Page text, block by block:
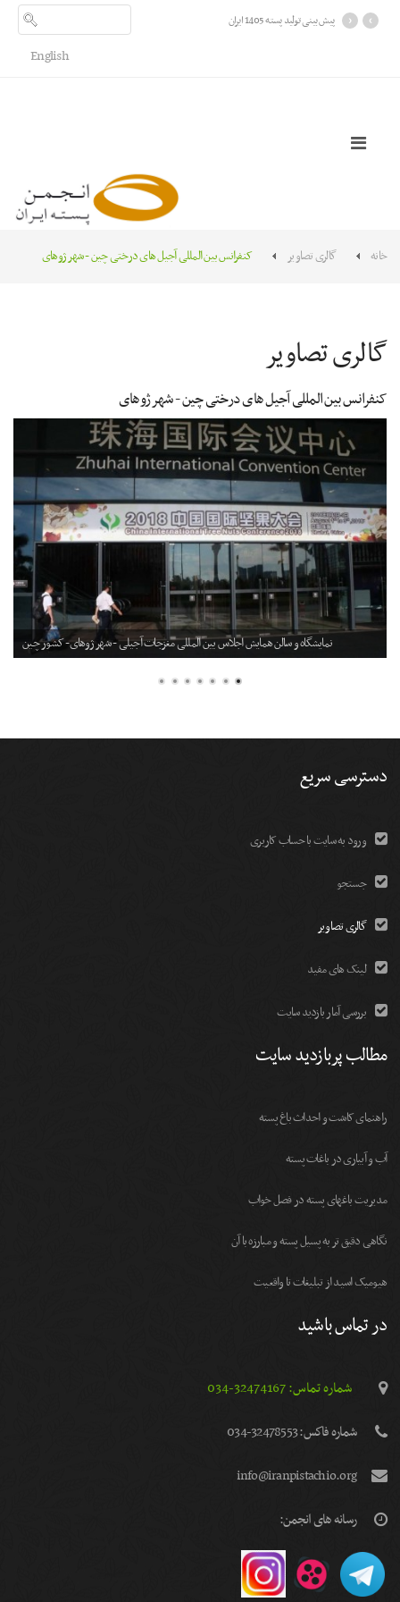
پیش بینی تولید پسته 1405 ایران ›
‹
English
خانه گالری تصاویر کنفرانس بین المللی آجیل های درختی چین - شهر ژوهای
گالری تصاویر
کنفرانس بین المللی آجیل های درختی چین - شهر ژوهای
نمایشگاه و سالن همایش اجلاس بین المللی مغزجات آجیلی - شهر ژوهای- کشور چین
دسترسی سریع
ورود به سایت با حساب کاربری
جستجو
گالری تصاویر
لینک های مفید
بررسی آمار بازدید سایت
مطالب پربازدید سایت
راهنمای کاشت و احداث باغ پسته
آب و آبیاری در باغات پسته
مديريت باغهای پسته در فصل خواب
نگاهی دقیق تر به پسیل پسته و مبارزه با آن
هیومیک اسید از تبلیغات تا واقعیت
در تماس باشید
شماره تماس: 32474167-034
شماره فاكس: 32478553-034
info@iranpistachio.org
رسانه های انجمن: